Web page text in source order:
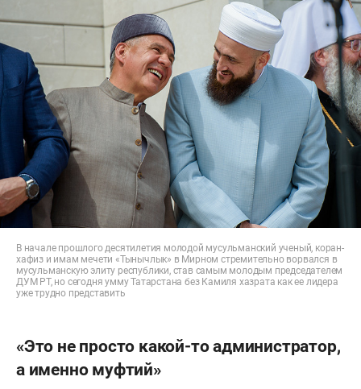
В начале прошлого десятилетия молодой мусульманский ученый, коран-
хафиз и имам мечети «Тынычлык» в Мирном стремительно ворвался в
мусульманскую элиту республики, став самым молодым председателем
ДУМ РТ, но сегодня умму Татарстана без Камиля хазрата как ее лидера
уже трудно представить
«Это не просто какой-то администратор,
а именно муфтий»